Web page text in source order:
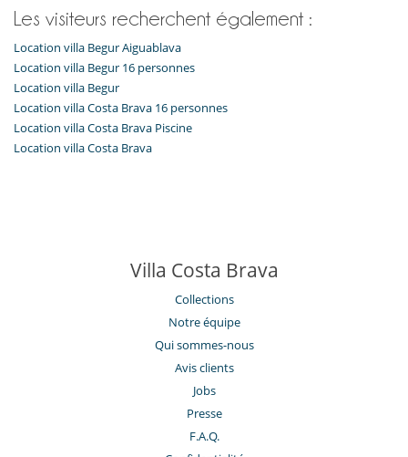
Les visiteurs recherchent également :
Location villa Begur Aiguablava
Location villa Begur 16 personnes
Location villa Begur
Location villa Costa Brava 16 personnes
Location villa Costa Brava Piscine
Location villa Costa Brava
Villa Costa Brava
Collections
Notre équipe
Qui sommes-nous
Avis clients
Jobs
Presse
F.A.Q.